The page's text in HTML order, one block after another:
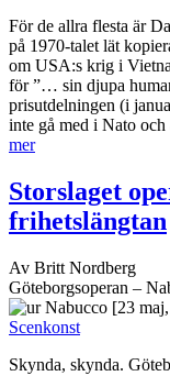
För de allra flesta är
på 1970-talet lät
om USA:s krig i
för ”… sin djupa
prisutdelningen (i
inte gå med i Nato
mer
Storslaget
frihetslängtan
Av Britt Nordberg
Göteborgsoperan –
[23
Scenkonst
Skynda, skynda.